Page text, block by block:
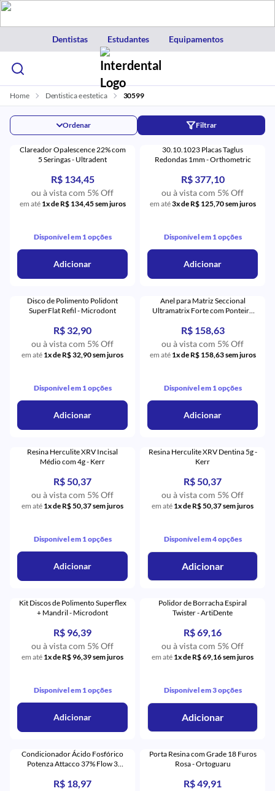
Dentistas Estudantes Equipamentos
Home Dentistica e estetica 30599
Filtrar
Ordenar
Clareador Opalescence 22% com
5 Seringas - Ultradent
R$ 134,45
ou à vista com 5% Off
em até 1x de R$ 134,45 sem juros
Disponível em 1 opções
Adicionar
30.10.1023 Placas Taglus
Redondas 1mm - Orthometric
R$ 377,10
ou à vista com 5% Off
em até3x de R$ 125,70 sem juros
Disponível em 1 opções
Adicionar
Disco de Polimento Polidont
SuperFlat Refil - Microdont
R$ 32,90
ou à vista com 5% Off
em até 1x de R$ 32,90 sem juros
Disponível em 1 opções
Adicionar
Anel para Matriz Seccional
Ultramatrix Forte com Ponteira
R$ 158,63
ou à vista com 5% Off
em até 1x de R$ 158,63 sem juros
Disponível em 1 opções
Adicionar
Resina Herculite XRV Incisal
Médio com 4g - Kerr
R$ 50,37
ou à vista com 5% Off
em até 1x de R$ 50,37 sem juros
Disponível em 1 opções
Adicionar
Resina Herculite XRV Dentina 5g -
Kerr
R$ 50,37
ou à vista com 5% Off
em até 1x de R$ 50,37 sem juros
Disponível em 4 opções
Adicionar
Kit Discos de Polimento Superflex
+ Mandril - Microdont
R$ 96,39
ou à vista com 5% Off
em até 1x de R$ 96,39 sem juros
Disponível em 1 opções
Adicionar
Polidor de Borracha Espiral
Twister - ArtiDente
R$ 69,16
ou à vista com 5% Off
em até 1x de R$ 69,16 sem juros
Disponível em 3 opções
Adicionar
Condicionador Ácido Fosfórico
Potenza Attacco 37% Flow 3
R$ 18,97
Porta Resina com Grade 18 Furos
Rosa - Ortoguaru
R$ 49,91